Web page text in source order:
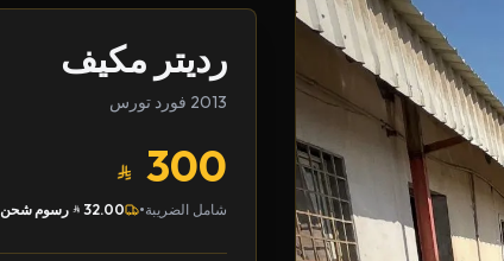
رديتر مكيف
2013 فورد تورس
300
شامل الضريبة•
32.00 رسوم شحن